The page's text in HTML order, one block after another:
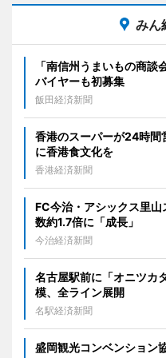
みん
「南信州うまいもの商
バイヤーも初募集
飯田経済新聞
香港のスーパーが24時
に香港食文化を
香港経済新聞
FC今治・アシックス里
数約1.7倍に「成長」
今治経済新聞
名古屋駅前に「オニツ
模、全ライン展開
名駅経済新聞
盛岡観光コンベンショ